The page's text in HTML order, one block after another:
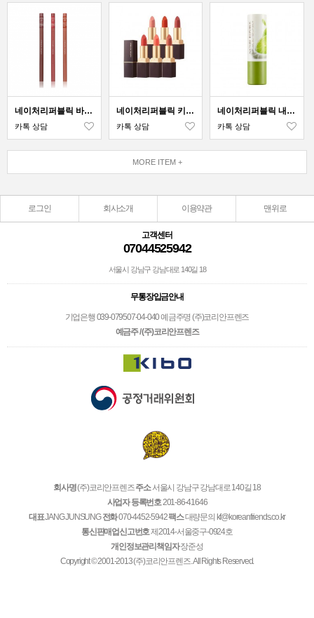
네이처리퍼블릭 바이플라워 오토 립 라이너
카톡 상담
네이처리퍼블릭 키스 마이 에어리 매트 립스틱
카톡 상담
네이처리퍼블릭 내추럴 버터 립밤
카톡 상담
MORE ITEM +
로그인 회사소개 이용약관 맨위로
고객센터
07044525942
서울시 강남구 강남대로 140길 18
무통장입금안내
기업은행 039-079507-04-040 예금주명 (주)코리안프렌즈
예금주 / (주)코리안프렌즈
회사명(주)코리안프렌즈주소서울시 강남구 강남대로 140길 18
사업자 등록번호201-86-41646
대표JANG JUNSUNG 전화070-4452-5942팩스대량문의 kf@koreanfriends.co.kr
통신판매업신고번호제2014-서울중구-0924호
개인정보관리책임자장준성
Copyright © 2001-2013 (주)코리안프렌즈. All Rights Reserved.